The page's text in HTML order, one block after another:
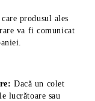
produsul ales
va fi comunicat
Dacă un colet
lucrătoare sau